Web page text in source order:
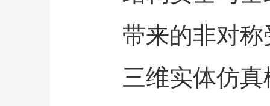
带来的非对
三维实体仿